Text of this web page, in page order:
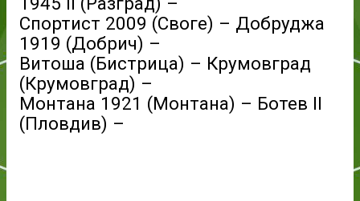
Спортист 2009 (Своге) – Добруджа
1919 (Добрич) –
Витоша (Бистрица) – Крумовград
(Крумовград) –
Монтана 1921 (Монтана) – Ботев II
(Пловдив) –